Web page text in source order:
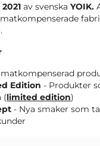
2021 av svenska YOIK.
Edition - Produkter
(limited edition)
- Nya smaker som